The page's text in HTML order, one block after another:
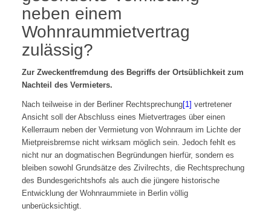
neben einem
Wohnraummietvertrag
zulässig?
Zur Zweckentfremdung des Begriffs der Ortsüblichkeit zum
Nachteil des Vermieters.
Nach teilweise in der Berliner Rechtsprechung[1] vertretener
Ansicht soll der Abschluss eines Mietvertrages über einen
Kellerraum neben der Vermietung von Wohnraum im Lichte der
Mietpreisbremse nicht wirksam möglich sein. Jedoch fehlt es
nicht nur an dogmatischen Begründungen hierfür, sondern es
bleiben sowohl Grundsätze des Zivilrechts, die Rechtsprechung
des Bundesgerichtshofs als auch die jüngere historische
Entwicklung der Wohnraummiete in Berlin völlig
unberücksichtigt.